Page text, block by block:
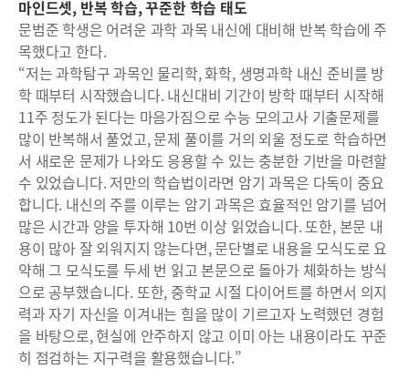
마인드셋, 반복 학습, 꾸준한 학습 태도
문범준 학생은 어려운 과학 과목 내신에 대비해 반복 학습에 주
목했다고 한다.
“저는 과학탐구 과목인 물리학, 화학, 생명과학 내신 준비를 방
학 때부터 시작했습니다. 내신대비 기간이 방학 때부터 시작해
11주 정도가 된다는 마음가짐으로 수능 모의고사 기출문제를
많이 반복해서 풀었고, 문제 풀이를 거의 외울 정도로 학습하면
서 새로운 문제가 나와도 응용할 수 있는 충분한 기반을 마련할
수 있었습니다. 저만의 학습법이라면 암기 과목은 다독이 중요
합니다. 내신의 주를 이루는 암기 과목은 효율적인 암기를 넘어
많은 시간과 양을 투자해 10번 이상 읽었습니다. 또한, 본문 내
용이 많아 잘 외워지지 않는다면, 문단별로 내용을 모식도로 요
약해 그 모식도를 두세 번 읽고 본문으로 돌아가 체화하는 방식
으로 공부했습니다. 또한, 중학교 시절 다이어트를 하면서 의지
력과 자기 자신을 이겨내는 힘을 많이 기르고자 노력했던 경험
을 바탕으로, 현실에 안주하지 않고 이미 아는 내용이라도 꾸준
히 점검하는 지구력을 활용했습니다.”